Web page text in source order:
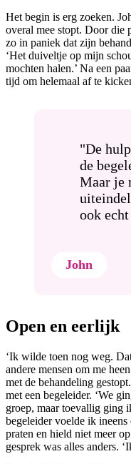
Het begin is erg zoeken.
overal mee stopt. Door die
zo in paniek dat zijn
‘Het duiveltje op mijn
mochten halen.’ Na een
tijd om helemaal af te
"De
de
Maar je
ook
John
Open en eerlijk
‘Ik wilde toen nog weg.
andere mensen om me
met de behandeling
met een begeleider. ‘We
groep, maar toevallig ging
begeleider voelde ik
praten en hield niet meer
gesprek was alles anders.